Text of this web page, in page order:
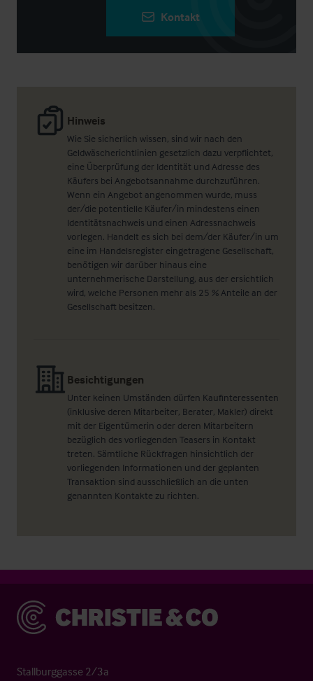
Hinweis
Wie Sie sicherlich wissen, sind wir nach den
Geldwäscherichtlinien gesetzlich dazu verpflichtet,
eine Überprüfung der Identität und Adresse des
Käufers bei Angebotsannahme durchzuführen.
Wenn ein Angebot angenommen wurde, muss
der/die potentielle Käufer/in mindestens einen
Identitätsnachweis und einen Adressnachweis
vorlegen. Handelt es sich bei dem/der Käufer/in um
eine im Handelsregister eingetragene Gesellschaft,
benötigen wir darüber hinaus eine
unternehmerische Darstellung, aus der ersichtlich
wird, welche Personen mehr als 25 % Anteile an der
Gesellschaft besitzen.
Besichtigungen
Unter keinen Umständen dürfen Kaufinteressenten
(inklusive deren Mitarbeiter, Berater, Makler) direkt
mit der Eigentümerin oder deren Mitarbeitern
bezüglich des vorliegenden Teasers in Kontakt
treten. Sämtliche Rückfragen hinsichtlich der
vorliegenden Informationen und der geplanten
Transaktion sind ausschließlich an die unten
genannten Kontakte zu richten.
Kontakt
Christie & Co
Stallburggasse 2/3a